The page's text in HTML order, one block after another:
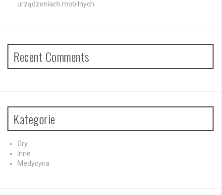
urządzeniach mobilnych
Recent Comments
Kategorie
Gry
Inne
Medycyna